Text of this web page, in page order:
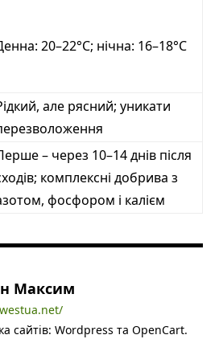
20–22°C; нічна: 16–18°C
але рясний; уникати
– через 10–14 днів після
комплексні добрива з
фосфором і калієм
Максим
сайтів: Wordpress та OpenCart.